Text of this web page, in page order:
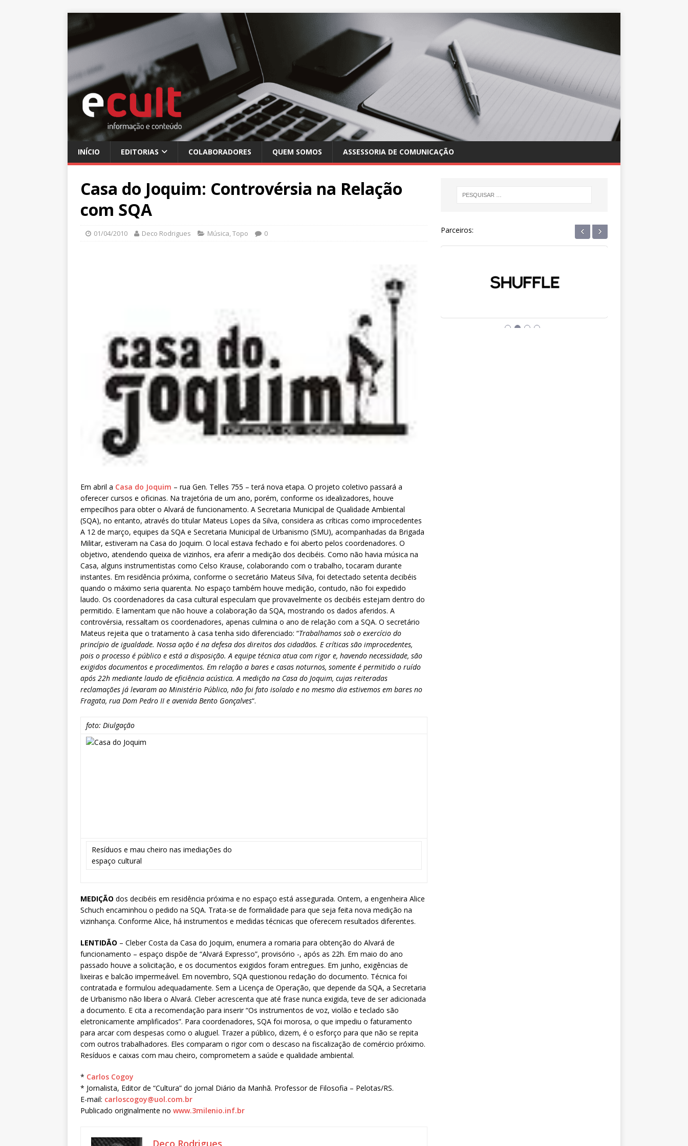
INÍCIO EDITORIAS COLABORADORES QUEM SOMOS ASSESSORIA DE COMUNICAÇÃO
Casa do Joquim: Controvérsia na Relação
com SQA
01/04/2010 Deco Rodrigues Música Topo 0
Em abril a Casa do Joquim – rua Gen. Telles 755 – terá nova etapa. O projeto coletivo passará a
oferecer cursos e oficinas. Na trajetória de um ano, porém, conforme os idealizadores, houve
empecilhos para obter o Alvará de funcionamento. A Secretaria Municipal de Qualidade Ambiental
(SQA), no entanto, através do titular Mateus Lopes da Silva, considera as críticas como improcedentes
A 12 de março, equipes da SQA e Secretaria Municipal de Urbanismo (SMU), acompanhadas da Brigada
Militar, estiveram na Casa do Joquim. O local estava fechado e foi aberto pelos coordenadores. O
objetivo, atendendo queixa de vizinhos, era aferir a medição dos decibéis. Como não havia música na
Casa, alguns instrumentistas como Celso Krause, colaborando com o trabalho, tocaram durante
instantes. Em residência próxima, conforme o secretário Mateus Silva, foi detectado setenta decibéis
quando o máximo seria quarenta. No espaço também houve medição, contudo, não foi expedido
laudo. Os coordenadores da casa cultural especulam que provavelmente os decibéis estejam dentro do
permitido. E lamentam que não houve a colaboração da SQA, mostrando os dados aferidos. A
controvérsia, ressaltam os coordenadores, apenas culmina o ano de relação com a SQA. O secretário
Mateus rejeita que o tratamento à casa tenha sido diferenciado: “Trabalhamos sob o exercício do
princípio de igualdade. Nossa ação é na defesa dos direitos dos cidadãos. E críticas são improcedentes,
pois o processo é público e está a disposição. A equipe técnica atua com rigor e, havendo necessidade, são
exigidos documentos e procedimentos. Em relação a bares e casas noturnos, somente é permitido o ruído
após 22h mediante laudo de eficiência acústica. A medição na Casa do Joquim, cujas reiteradas
reclamações já levaram ao Ministério Público, não foi fato isolado e no mesmo dia estivemos em bares no
Fragata, rua Dom Pedro II e avenida Bento Gonçalves“.
foto: Diulgação
Resíduos e mau cheiro nas imediações do
espaço cultural
MEDIÇÃO dos decibéis em residência próxima e no espaço está assegurada. Ontem, a engenheira Alice
Schuch encaminhou o pedido na SQA. Trata-se de formalidade para que seja feita nova medição na
vizinhança. Conforme Alice, há instrumentos e medidas técnicas que oferecem resultados diferentes.
LENTIDÃO – Cleber Costa da Casa do Joquim, enumera a romaria para obtenção do Alvará de
funcionamento – espaço dispõe de “Alvará Expresso”, provisório -, após as 22h. Em maio do ano
passado houve a solicitação, e os documentos exigidos foram entregues. Em junho, exigências de
lixeiras e balcão impermeável. Em novembro, SQA questionou redação do documento. Técnica foi
contratada e formulou adequadamente. Sem a Licença de Operação, que depende da SQA, a Secretaria
de Urbanismo não libera o Alvará. Cleber acrescenta que até frase nunca exigida, teve de ser adicionada
a documento. E cita a recomendação para inserir “Os instrumentos de voz, violão e teclado são
eletronicamente amplificados”. Para coordenadores, SQA foi morosa, o que impediu o faturamento
para arcar com despesas como o aluguel. Trazer a público, dizem, é o esforço para que não se repita
com outros trabalhadores. Eles comparam o rigor com o descaso na fiscalização de comércio próximo.
Resíduos e caixas com mau cheiro, comprometem a saúde e qualidade ambiental.
* Carlos Cogoy
* Jornalista, Editor de “Cultura” do jornal Diário da Manhã. Professor de Filosofia – Pelotas/RS.
E-mail: carloscogoy@uol.com.br
Publicado originalmente no www.3milenio.inf.br
Deco Rodrigues
Parceiros: ‹ ›